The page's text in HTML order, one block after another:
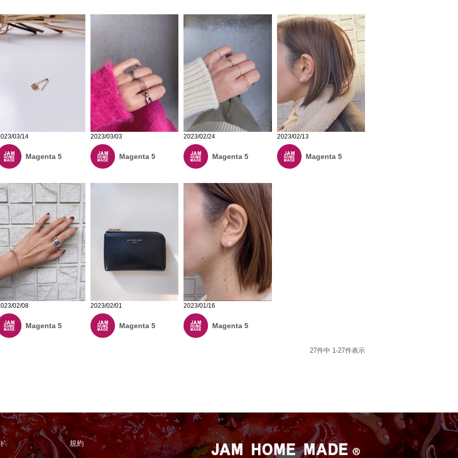
03/14
Magenta 5
2023/03/03
Magenta 5
2023/02/24
Magenta 5
2023/02/13
Magenta 5
02/08
Magenta 5
2023/02/01
Magenta 5
2023/01/16
Magenta 5
27件中 1-27件表示
規約